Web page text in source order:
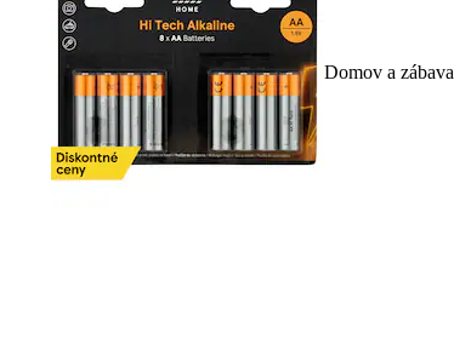
Domov a zábava